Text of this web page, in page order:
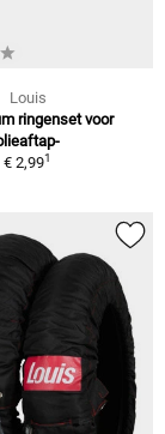
Louis
ringenset voor
€ 2,991